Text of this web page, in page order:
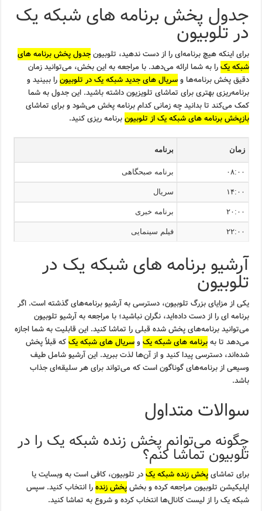
جدول پخش برنامه های شبکه یک
در تلوبیون
برای اینکه هیچ برنامه‌ای را از دست ندهید، تلوبیونجدول پخش برنامه های
شبکه یکرا به شما ارائه می‌دهد. با مراجعه به این بخش، می‌توانید زمان
دقیق پخش برنامه‌ها وسریال های جدید شبکه یک در تلوبیونرا ببینید و
برنامه‌ریزی بهتری برای تماشای تلویزیون داشته باشید. این جدول به شما
کمک می‌کند تا بدانید چه زمانی کدام برنامه پخش می‌شود و برای تماشای
بازپخش برنامه های شبکه یک از تلوبیونبرنامه ریزی کنید.
زمان برنامه
۰۸:۰۰ برنامه صبحگاهی
۱۴:۰۰ سریال
۲۰:۰۰ برنامه خبری
۲۲:۰۰ فیلم سینمایی
آرشیو برنامه های شبکه یک در
تلوبیون
یکی از مزایای بزرگ تلوبیون، دسترسی به آرشیو برنامه‌های گذشته است. اگر
برنامه ای را از دست داده‌اید، نگران نباشید؛ با مراجعه به آرشیو تلوبیون
می‌توانید برنامه‌های پخش شده قبلی را تماشا کنید. این قابلیت به شما اجازه
می‌دهد تا بهبرنامه های شبکه یکوسریال های شبکه یککه قبلاً پخش
شده‌اند، دسترسی پیدا کنید و از آن‌ها لذت ببرید. این آرشیو شامل طیف
وسیعی از برنامه‌های گوناگون است که می‌تواند برای هر سلیقه‌ای جذاب
باشد.
سوالات متداول
چگونه می‌توانم پخش زنده شبکه یک را در
تلوبیون تماشا کنم؟
برای تماشایپخش زنده شبکه یکدر تلوبیون، کافی است به وبسایت یا
اپلیکیشن تلوبیون مراجعه کرده و بخشپخش زندهرا انتخاب کنید. سپس
شبکه یک را از لیست کانال‌ها انتخاب کرده و شروع به تماشا کنید.